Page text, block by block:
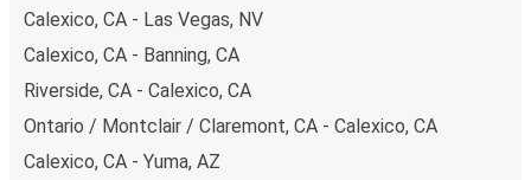
Calexico, CA - Las Vegas, NV
Calexico, CA - Banning, CA
Riverside, CA - Calexico, CA
Ontario / Montclair / Claremont, CA - Calexico, CA
Calexico, CA - Yuma, AZ